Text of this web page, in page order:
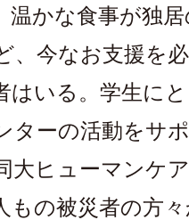
かな食事が独
、今なお支援を
はいる。学生に
ターの活動をサ
大ヒューマンケ
もの被災者の方